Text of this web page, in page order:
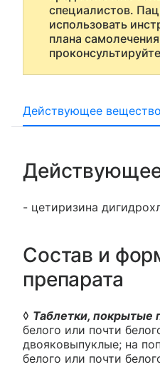
специалистов.
использовать
плана
Действующее вещество
- цетиризина
Состав и
препарата
◊ Таблетки, покрытые
белого или почти
двояковыпуклые; на
белого или почти